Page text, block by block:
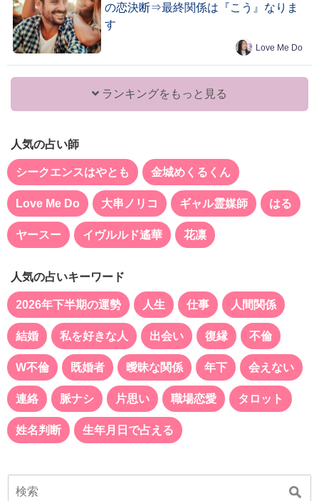
の恋決断⇒最終関係は『こう』なりま
す
Love Me Do
ランキングをもっと見る
人気の占い師
シークエンスはやとも 金城めくるくん
Love Me Do 大串ノリコ ギャル霊媒師 はる
ヤースー イヴルルド遙華 花凛
人気の占いキーワード
2026年下半期の運勢 人生 仕事 人間関係
結婚 私を好きな人 出会い 復縁 不倫
W不倫 既婚者 曖昧な関係 年下 会えない
連絡 脈ナシ 片思い 職場恋愛 タロット
姓名判断 生年月日で占える